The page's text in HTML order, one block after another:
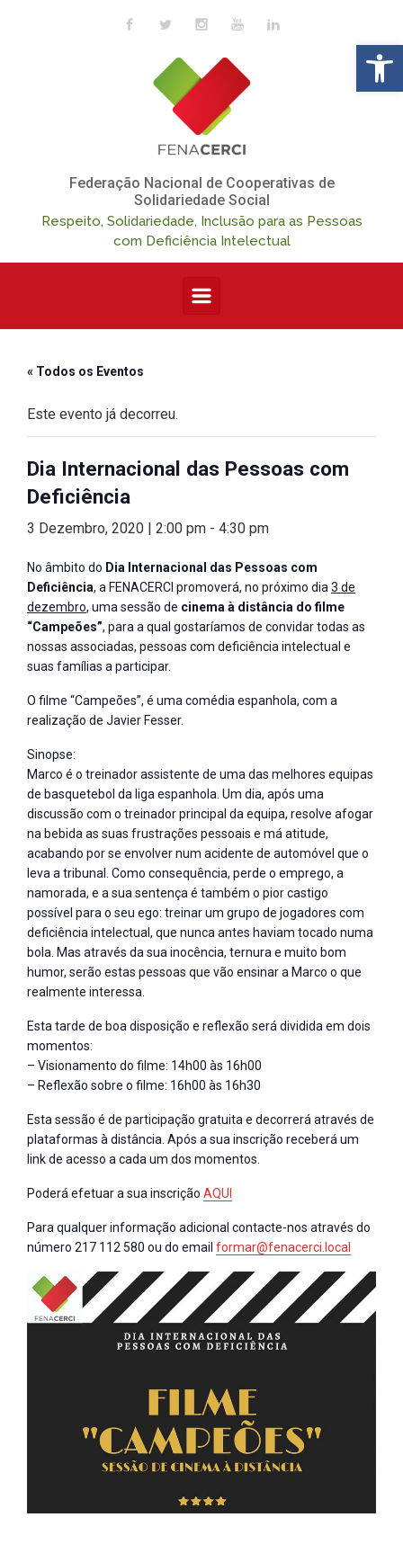
Skip to main content
Federação Nacional de Cooperativas de
Solidariedade Social
Respeito, Solidariedade, Inclusão para as Pessoas
com Deficiência Intelectual
« Todos os Eventos
Este evento já decorreu.
Dia Internacional das Pessoas com
Deficiência
3 Dezembro, 2020 | 2:00 pm - 4:30 pm
No âmbito do Dia Internacional das Pessoas com
Deficiência, a FENACERCI promoverá, no próximo dia 3 de
dezembro, uma sessão de cinema à distância do filme
“Campeões”, para a qual gostaríamos de convidar todas as
nossas associadas, pessoas com deficiência intelectual e
suas famílias a participar.
O filme “Campeões”, é uma comédia espanhola, com a
realização de Javier Fesser.
Sinopse:
Marco é o treinador assistente de uma das melhores equipas
de basquetebol da liga espanhola. Um dia, após uma
discussão com o treinador principal da equipa, resolve afogar
na bebida as suas frustrações pessoais e má atitude,
acabando por se envolver num acidente de automóvel que o
leva a tribunal. Como consequência, perde o emprego, a
namorada, e a sua sentença é também o pior castigo
possível para o seu ego: treinar um grupo de jogadores com
deficiência intelectual, que nunca antes haviam tocado numa
bola. Mas através da sua inocência, ternura e muito bom
humor, serão estas pessoas que vão ensinar a Marco o que
realmente interessa.
Esta tarde de boa disposição e reflexão será dividida em dois
momentos:
– Visionamento do filme: 14h00 às 16h00
– Reflexão sobre o filme: 16h00 às 16h30
Esta sessão é de participação gratuita e decorrerá através de
plataformas à distância. Após a sua inscrição receberá um
link de acesso a cada um dos momentos.
Poderá efetuar a sua inscrição AQUI
Para qualquer informação adicional contacte-nos através do
número 217 112 580 ou do email formar@fenacerci.local